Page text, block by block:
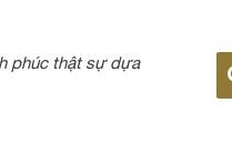
phúc thật sự dựa